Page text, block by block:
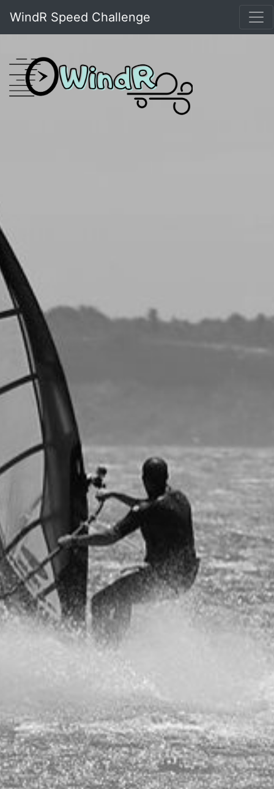
WindR Speed Challenge